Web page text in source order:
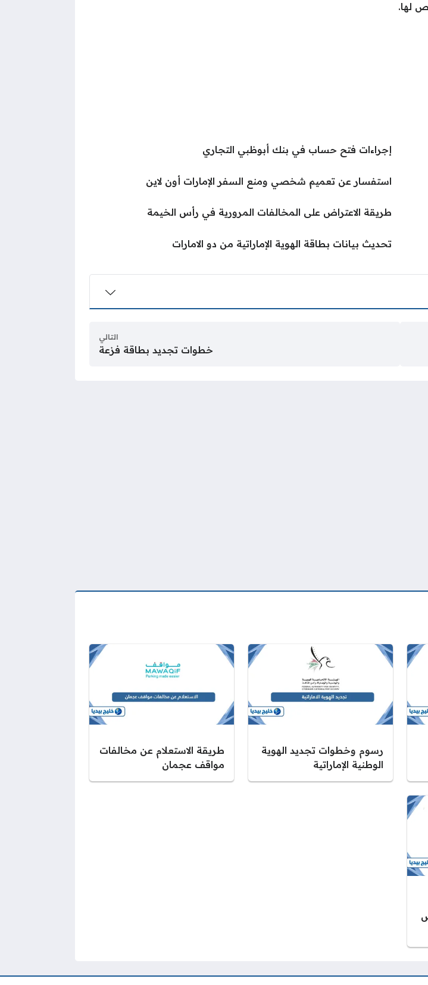
لها.
إجراءات فتح حساب في بنك أبوظبي التجاري
استفسار عن تعميم شخصي ومنع السفر الإمارات أون لاين
طريقة الاعتراض على المخالفات المرورية في رأس الخيمة
تحديث بيانات بطاقة الهوية الإماراتية من دو الامارات
التالي
خطوات تجديد بطاقة فزعة
رسوم وخطوات تجديد الهوية
الوطنية الإماراتية
طريقة الاستعلام عن مخالفات
مواقف عجمان